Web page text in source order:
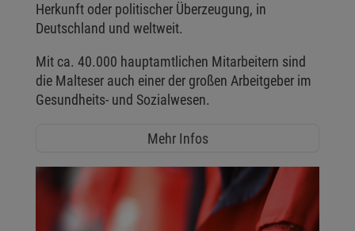
Herkunft oder politischer Überzeugung, in
Deutschland und weltweit.
Mit ca. 40.000 hauptamtlichen Mitarbeitern sind
die Malteser auch einer der großen Arbeitgeber im
Gesundheits- und Sozialwesen.
Mehr Infos